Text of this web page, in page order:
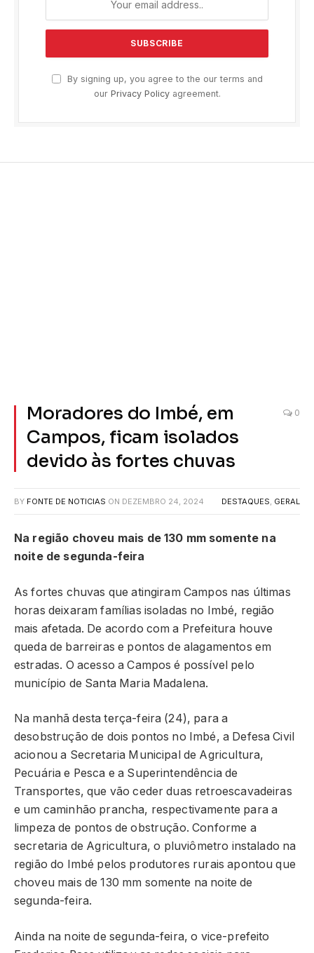
By signing up, you agree to the our terms and
our Privacy Policyagreement.
Moradores do Imbé, em
Campos, ficam isolados
devido às fortes chuvas
0
BY FONTE DE NOTICIAS ON DEZEMBRO 24, 2024 DESTAQUES, GERAL
Na região choveu mais de 130 mm somente na
noite de segunda-feira
As fortes chuvas que atingiram Campos nas últimas
horas deixaram famílias isoladas no Imbé, região
mais afetada. De acordo com a Prefeitura houve
queda de barreiras e pontos de alagamentos em
estradas. O acesso a Campos é possível pelo
município de Santa Maria Madalena.
Na manhã desta terça-feira (24), para a
desobstrução de dois pontos no Imbé, a Defesa Civil
acionou a Secretaria Municipal de Agricultura,
Pecuária e Pesca e a Superintendência de
Transportes, que vão ceder duas retroescavadeiras
e um caminhão prancha, respectivamente para a
limpeza de pontos de obstrução. Conforme a
secretaria de Agricultura, o pluviômetro instalado na
região do Imbé pelos produtores rurais apontou que
choveu mais de 130 mm somente na noite de
segunda-feira.
Ainda na noite de segunda-feira, o vice-prefeito